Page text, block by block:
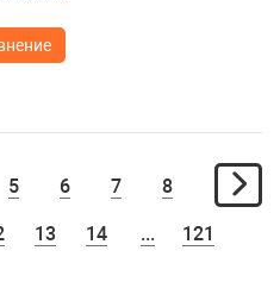
5 6 7 8
13 14 ... 121